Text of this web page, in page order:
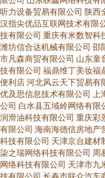
听力设备贸易有限公司 陕西
汉指尖优品互联网技术有限
技有限公司 重庆有米数智科
潍坊信合达机械有限公司 邵
市凡森商贸有限公司 山东童
技有限公司 福鼎维丁美妆福
便利店河北风云天下贸易有
优及思信息技术有限公司
公司 白水县五域岭网络有限
润滑油科技有限公司 重庆彩
有限公司 海南海德信房地产
科技有限公司 天津京台建材
柒之瑞网络科技有限公司 周
网络科技有限公司 天津市九
技有限公司 长春市联众汽车